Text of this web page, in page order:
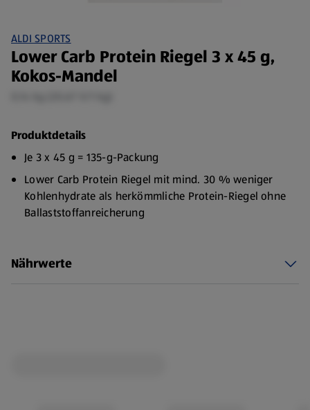
ALDI SPORTS
Lower Carb Protein Riegel 3 x 45 g,
Kokos-Mandel
Produktdetails
Je 3 x 45 g = 135-g-Packung
Lower Carb Protein Riegel mit mind. 30 % weniger
Kohlenhydrate als herkömmliche Protein-Riegel ohne
Ballaststoffanreicherung
Glutenfrei
Nährwerte